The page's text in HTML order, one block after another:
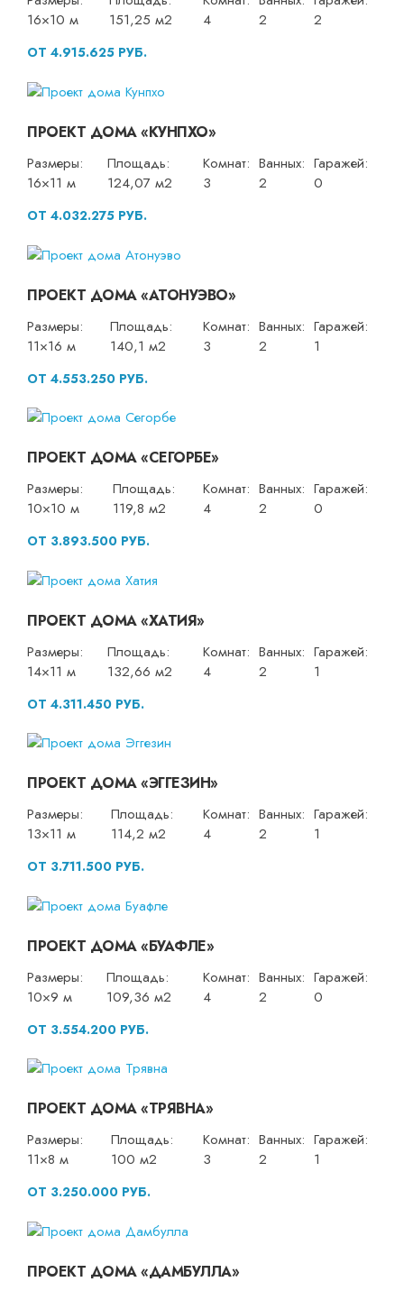
16×10 м
151,25 м2
4
2
2
ОТ 4.915.625 РУБ.
ПРОЕКТ ДОМА «КУНПХО»
Размеры:
16×11 м
Площадь:
124,07 м2
Комнат:
3
Ванных:
2
Гаражей:
0
ОТ 4.032.275 РУБ.
ПРОЕКТ ДОМА «АТОНУЭВО»
Размеры:
11×16 м
Площадь:
140,1 м2
Комнат:
3
Ванных:
2
Гаражей:
1
ОТ 4.553.250 РУБ.
ПРОЕКТ ДОМА «СЕГОРБЕ»
Размеры:
10×10 м
Площадь:
119,8 м2
Комнат:
4
Ванных:
2
Гаражей:
0
ОТ 3.893.500 РУБ.
ПРОЕКТ ДОМА «ХАТИЯ»
Размеры:
14×11 м
Площадь:
132,66 м2
Комнат:
4
Ванных:
2
Гаражей:
1
ОТ 4.311.450 РУБ.
ПРОЕКТ ДОМА «ЭГГЕЗИН»
Размеры:
13×11 м
Площадь:
114,2 м2
Комнат:
4
Ванных:
2
Гаражей:
1
ОТ 3.711.500 РУБ.
ПРОЕКТ ДОМА «БУАФЛЕ»
Размеры:
10×9 м
Площадь:
109,36 м2
Комнат:
4
Ванных:
2
Гаражей:
0
ОТ 3.554.200 РУБ.
ПРОЕКТ ДОМА «ТРЯВНА»
Размеры:
11×8 м
Площадь:
100 м2
Комнат:
3
Ванных:
2
Гаражей:
1
ОТ 3.250.000 РУБ.
ПРОЕКТ ДОМА «ДАМБУЛЛА»